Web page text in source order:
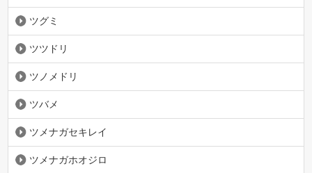
ツグミ
ツツドリ
ツノメドリ
ツバメ
ツメナガセキレイ
ツメナガホオジロ